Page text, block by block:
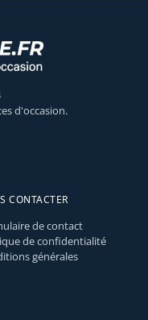
d'occasion.
CONTACTER
de contact
de confidentialité
générales